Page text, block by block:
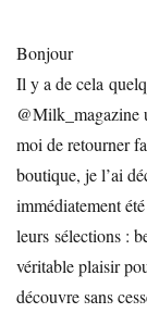
Bonjour
Il y a de cela
@Milk_magazine
moi de retourner
boutique, je l’ai
immédiatement
leurs sélections :
véritable plaisir
découvre sans